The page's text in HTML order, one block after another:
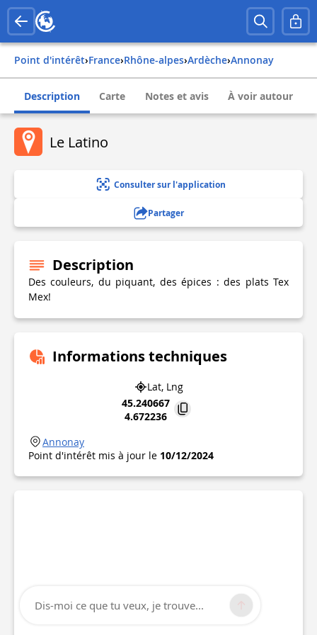
Point d'intérêt› france› rhône-alpes› ardèche› annonay
Description Carte Notes et avis À voir autour
Le Latino
Consulter sur l'application
Partager
Description
Des couleurs, du piquant, des épices : des plats Tex
Mex!
Informations techniques
Lat, Lng
45.240667
4.672236
Annonay
Point d'intérêt mis à jour le 10/12/2024
Dis-moi ce que tu veux, je trouve...